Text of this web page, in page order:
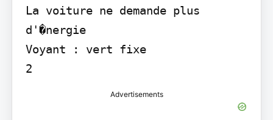
La voiture ne demande plus
d'�nergie
Voyant : vert fixe
2
Advertisements